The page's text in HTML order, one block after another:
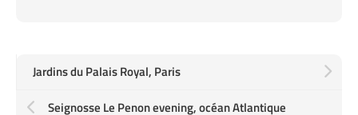
Jardins du Palais Royal, Paris
Seignosse Le Penon evening, océan Atlantique